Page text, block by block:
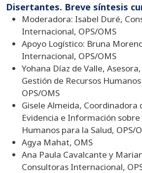
Disertantes. Breve síntesis
Moderadora: Isabel Duré,
Internacional, OPS/OMS
Apoyo Logístico: Bruna
Internacional, OPS/OMS
Yohana Díaz de Valle,
Gestión de Recursos
OPS/OMS
Gisele Almeida, Coordinadora
Evidencia e Información sobre
Humanos para la Salud, OPS/
Agya Mahat, OMS
Ana Paula Cavalcante y
Consultoras Internacional,